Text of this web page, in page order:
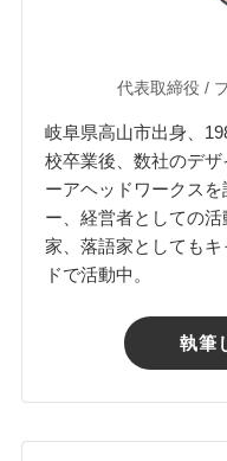
代表取締役 /
岐阜県高山市出身、
校卒業後、数社のデ
ーアヘッドワークス
ー、経営者としての
家、落語家としても
ドで活動中。
執筆